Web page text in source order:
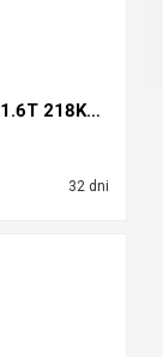
Countryman John Cooper Works 4x4 1.6T 218KM Mozliw...
32 dni